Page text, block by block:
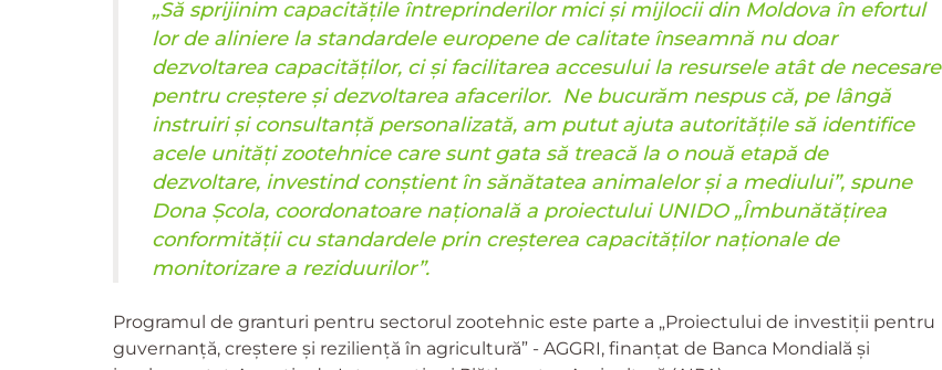
„Să sprijinim capacitățile întreprinderilor mici și mijlocii din Moldova în efortul
lor de aliniere la standardele europene de calitate înseamnă nu doar
dezvoltarea capacităților, ci și facilitarea accesului la resursele atât de necesare
pentru creștere și dezvoltarea afacerilor. Ne bucurăm nespus că, pe lângă
instruiri și consultanță personalizată, am putut ajuta autoritățile să identifice
acele unități zootehnice care sunt gata să treacă la o nouă etapă de
dezvoltare, investind conștient în sănătatea animalelor și a mediului”, spune
Dona Școla, coordonatoare națională a proiectului UNIDO „Îmbunătățirea
conformității cu standardele prin creșterea capacităților naționale de
monitorizare a reziduurilor”.
Programul de granturi pentru sectorul zootehnic este parte a „Proiectului de investiții pentru
guvernanță, creștere și reziliență în agricultură” - AGGRI, finanțat de Banca Mondială și